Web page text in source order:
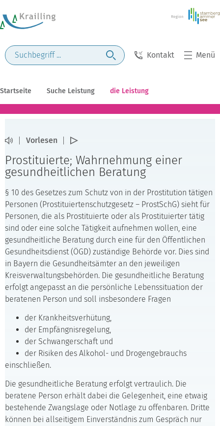
Kontakt Menü
Startseite Suche Leistung die Leistung
Vorlesen
Prostituierte; Wahrnehmung einer
gesundheitlichen Beratung
§ 10 des Gesetzes zum Schutz von in der Prostitution tätigen
Personen (Prostituiertenschutzgesetz – ProstSchG) sieht für
Personen, die als Prostituierte oder als Prostituierter tätig
sind oder eine solche Tätigkeit aufnehmen wollen, eine
gesundheitliche Beratung durch eine für den Öffentlichen
Gesundheitsdienst (ÖGD) zuständige Behörde vor. Dies sind
in Bayern die Gesundheitsämter an den jeweiligen
Kreisverwaltungsbehörden. Die gesundheitliche Beratung
erfolgt angepasst an die persönliche Lebenssituation der
beratenen Person und soll insbesondere Fragen
der Krankheitsverhütung,
der Empfängnisregelung,
der Schwangerschaft und
der Risiken des Alkohol- und Drogengebrauchs
einschließen.
Die gesundheitliche Beratung erfolgt vertraulich. Die
beratene Person erhält dabei die Gelegenheit, eine etwaig
bestehende Zwangslage oder Notlage zu offenbaren. Dritte
können bei allseitigem Einverständnis zum Gespräch nur